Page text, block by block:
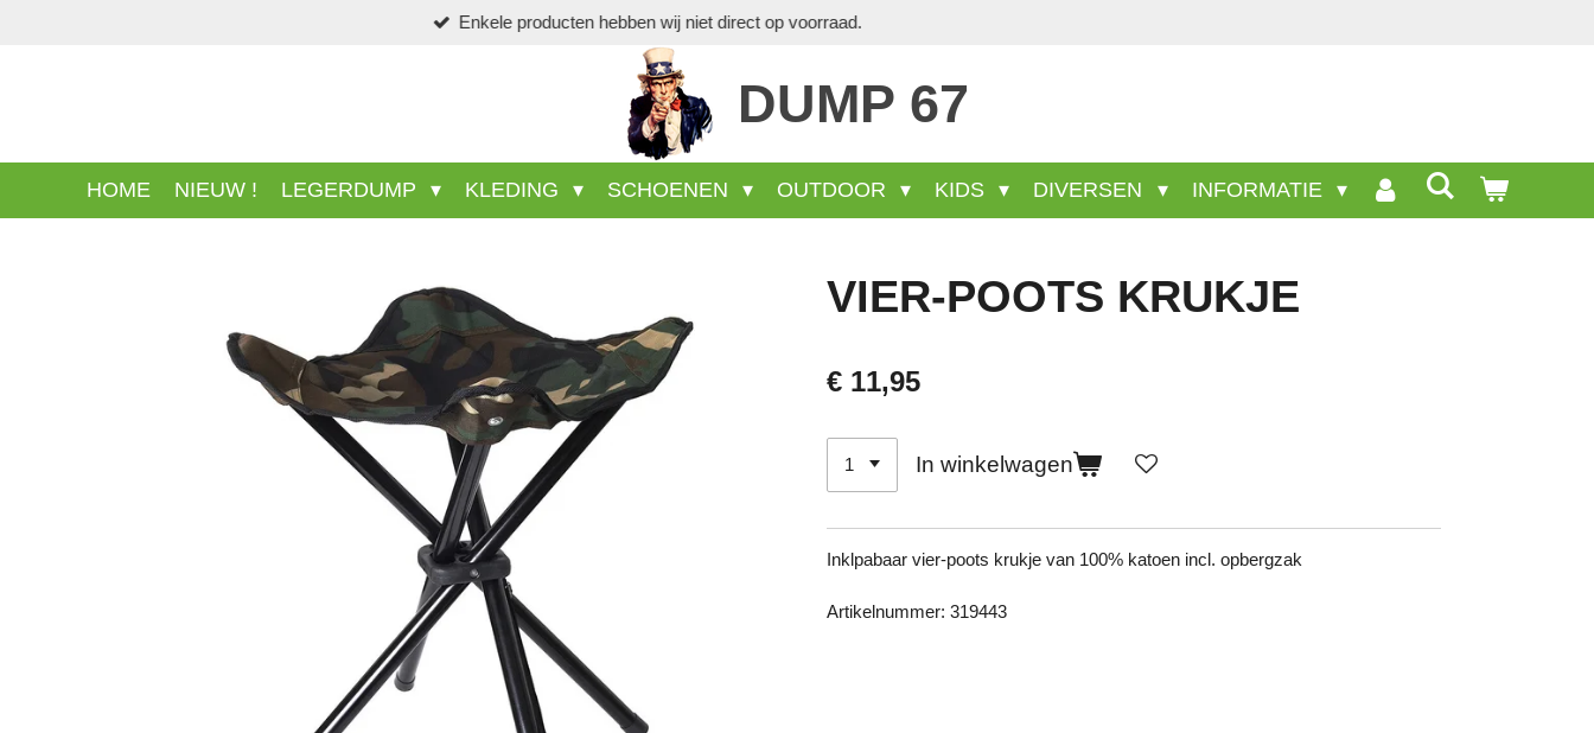
DUMP 67
HOME NIEUW ! LEGERDUMP KLEDING SCHOENEN OUTDOOR KIDS DIVERSEN INFORMATIE
VIER-POOTS KRUKJE
€ 11,95
In winkelwagen
Inklpabaar vier-poots krukje van 100% katoen incl. opbergzak
Artikelnummer: 319443